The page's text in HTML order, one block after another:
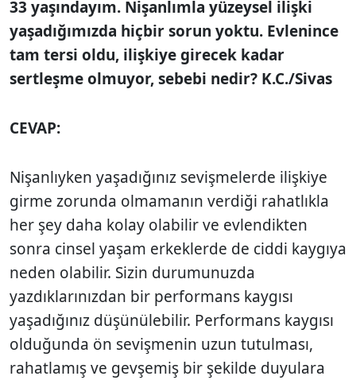
33 yaşındayım. Nişanlımla yüzeysel ilişki
yaşadığımızda hiçbir sorun yoktu. Evlenince
tam tersi oldu, ilişkiye girecek kadar
sertleşme olmuyor, sebebi nedir? K.C./Sivas
CEVAP:
Nişanlıyken yaşadığınız sevişmelerde ilişkiye
girme zorunda olmamanın verdiği rahatlıkla
her şey daha kolay olabilir ve evlendikten
sonra cinsel yaşam erkeklerde de ciddi kaygıya
neden olabilir. Sizin durumunuzda
yazdıklarınızdan bir performans kaygısı
yaşadığınız düşünülebilir. Performans kaygısı
olduğunda ön sevişmenin uzun tutulması,
rahatlamış ve gevşemiş bir şekilde duyulara